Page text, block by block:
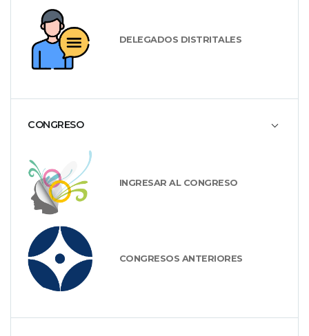
DELEGADOS DISTRITALES
CONGRESO
INGRESAR AL CONGRESO
CONGRESOS ANTERIORES